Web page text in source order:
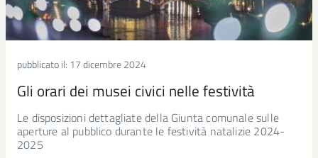
pubblicato il: 17 dicembre 2024
Gli orari dei musei civici nelle festività
Le disposizioni dettagliate della Giunta comunale sulle
aperture al pubblico durante le festività natalizie 2024-
2025